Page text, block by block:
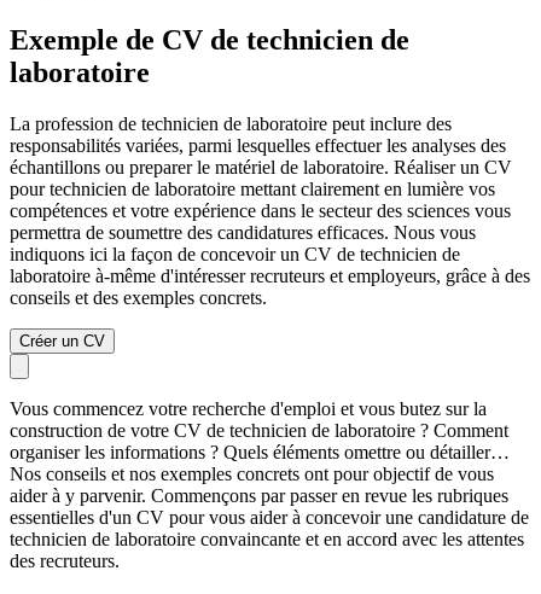
Exemple de CV de technicien de
laboratoire
La profession de technicien de laboratoire peut inclure des
responsabilités variées, parmi lesquelles effectuer les analyses des
échantillons ou preparer le matériel de laboratoire. Réaliser un CV
pour technicien de laboratoire mettant clairement en lumière vos
compétences et votre expérience dans le secteur des sciences vous
permettra de soumettre des candidatures efficaces. Nous vous
indiquons ici la façon de concevoir un CV de technicien de
laboratoire à-même d'intéresser recruteurs et employeurs, grâce à des
conseils et des exemples concrets.
Créer un CV
Vous commencez votre recherche d'emploi et vous butez sur la
construction de votre CV de technicien de laboratoire ? Comment
organiser les informations ? Quels éléments omettre ou détailler…
Nos conseils et nos exemples concrets ont pour objectif de vous
aider à y parvenir. Commençons par passer en revue les rubriques
essentielles d'un CV pour vous aider à concevoir une candidature de
technicien de laboratoire convaincante et en accord avec les attentes
des recruteurs.